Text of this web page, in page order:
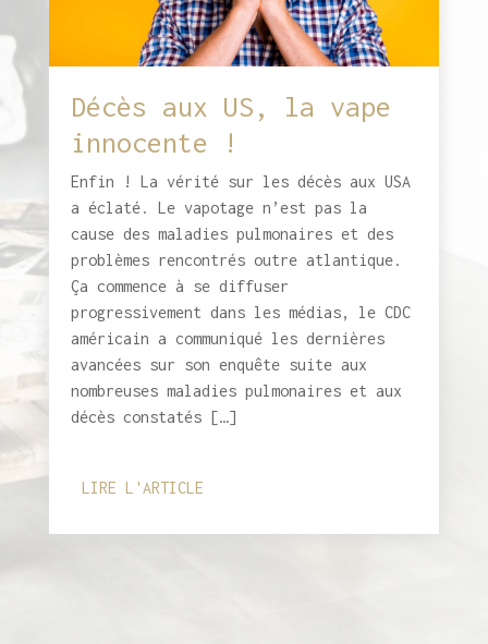
Décès aux US, la vape
innocente !
Enfin ! La vérité sur les décès aux USA
a éclaté. Le vapotage n’est pas la
cause des maladies pulmonaires et des
problèmes rencontrés outre atlantique.
Ça commence à se diffuser
progressivement dans les médias, le CDC
américain a communiqué les dernières
avancées sur son enquête suite aux
nombreuses maladies pulmonaires et aux
décès constatés […]
LIRE L'ARTICLE